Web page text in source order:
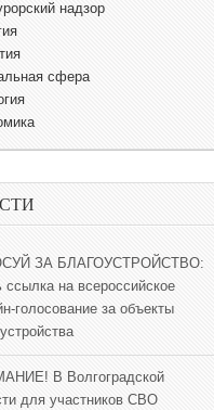
надзор
сфера
ЗА БЛАГОУСТРОЙСТВО:
ссылка на всероссийское
голосование за объекты
В Волгоградской
для участников СВО